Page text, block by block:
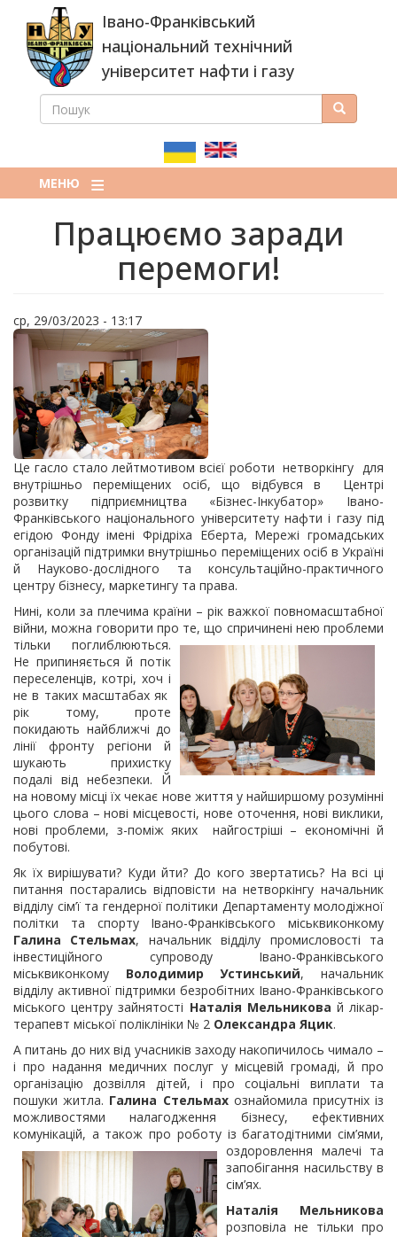
основного
вмісту
Івано-Франківський
національний технічний
університет нафти і газу
ПОШУКОВА
ПОШУК Пошук
МЕНЮ
Працюємо заради
перемоги!
ср, 29/03/2023 - 13:17
Це гасло стало лейтмотивом всієї роботи нетворкінгу для
внутрішньо переміщених осіб, що відбувся в Центрі
розвитку підприємництва «Бізнес-Інкубатор» Івано-
Франківського національного університету нафти і газу під
егідою Фонду імені Фрідріха Еберта, Мережі громадських
організацій підтримки внутрішньо переміщених осіб в Україні
й Науково-дослідного та консультаційно-практичного
центру бізнесу, маркетингу та права.
Нині, коли за плечима країни – рік важкої повномасштабної
війни, можна говорити про те, що спричинені нею проблеми
тільки поглиблюються.
Не припиняється й потік
переселенців, котрі, хоч і
не в таких масштабах як
рік тому, проте
покидають найближчі до
лінії фронту регіони й
шукають прихистку
подалі від небезпеки. Й
на новому місці їх чекає нове життя у найширшому розумінні
цього слова – нові місцевості, нове оточення, нові виклики,
нові проблеми, з-поміж яких найгостріші – економічні й
побутові.
Як їх вирішувати? Куди йти? До кого звертатись? На всі ці
питання постарались відповісти на нетворкінгу начальник
відділу сім’ї та гендерної політики Департаменту молодіжної
політки та спорту Івано-Франківського міськвиконкому
Галина Стельмах, начальник відділу промисловості та
інвестиційного супроводу Івано-Франківського
міськвиконкому Володимир Устинський, начальник
відділу активної підтримки безробітних Івано-Франківського
міського центру зайнятості Наталія Мельникова й лікар-
терапевт міської поліклініки № 2 Олександра Яцик.
А питань до них від учасників заходу накопичилось чимало –
і про надання медичних послуг у місцевій громаді, й про
організацію дозвілля дітей, і про соціальні виплати та
пошуки житла. Галина Стельмахознайомила присутніх із
можливостями налагодження бізнесу, ефективних
комунікацій, а також про роботу ізбагатодітними сім’ями,
оздоровлення малечі та
запобігання насильству в
сім’ях.
Наталія Мельникова
розповіла не тільки про